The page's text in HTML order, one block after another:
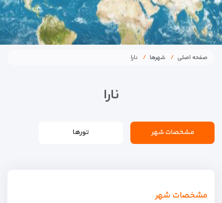
صفحه اصلی شهرها نارا
نارا
مشخصات شهر تورها
مشخصات شهر